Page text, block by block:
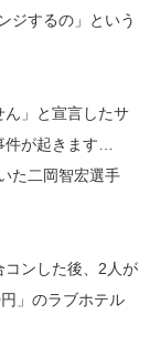
ジするの」という
ん」と宣言したサ
件が起きます…
た二岡智宏選手
ンした後、2人が
」のラブホテル